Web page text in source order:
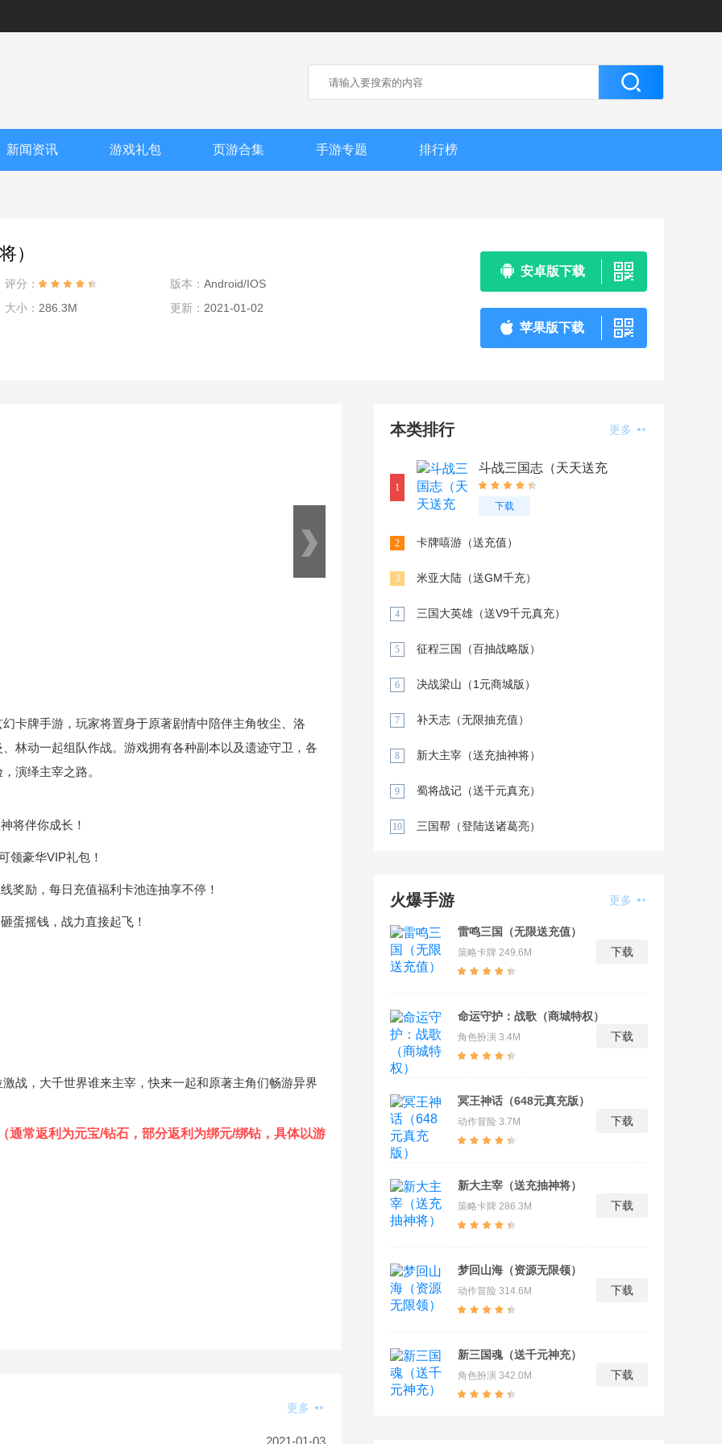
新闻资讯 游戏礼包 页游合集 手游专题 排行榜
）
评分： 版本： Android/IOS
大小： 286.3M 更新： 2021-01-02
安卓版下载
苹果版下载
卡牌手游，玩家将置身于原著剧情中陪伴主角牧尘、洛
林动一起组队作战。游戏拥有各种副本以及遗迹守卫，各
演绎主宰之路。
将伴你成长！
领豪华VIP礼包！
奖励，每日充值福利卡池连抽享不停！
蛋摇钱，战力直接起飞！
战，大千世界谁来主宰，快来一起和原著主角们畅游异界
常返利为元宝/钻石，部分返利为绑元/绑钻，具体以游
更多
2021-01-03
本类排行 更多
1
斗战三国志（天天送充
值）
下载
2 卡牌嘻游（送充值）
3 米亚大陆（送GM千充）
4 三国大英雄（送V9千元真充）
5 征程三国（百抽战略版）
6 决战梁山（1元商城版）
7 补天志（无限抽充值）
8 新大主宰（送充抽神将）
9 蜀将战记（送千元真充）
10 三国帮（登陆送诸葛亮）
火爆手游 更多
雷鸣三国（无限送充值）
策略卡牌 249.6M 下载
命运守护：战歌（商城特权）
角色扮演 3.4M 下载
冥王神话（648元真充版）
动作冒险 3.7M 下载
新大主宰（送充抽神将）
策略卡牌 286.3M 下载
梦回山海（资源无限领）
动作冒险 314.6M 下载
新三国魂（送千元神充）
角色扮演 342.0M 下载